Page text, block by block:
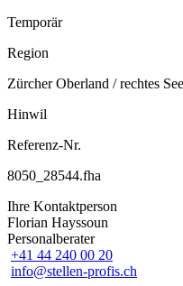
Temporär
Region
Zürcher Oberland / rechtes
Hinwil
Referenz-Nr.
8050_28544.fha
Ihre Kontaktperson
Florian Hayssoun
Personalberater
+41 44 240 00 20
info@stellen-profis.ch